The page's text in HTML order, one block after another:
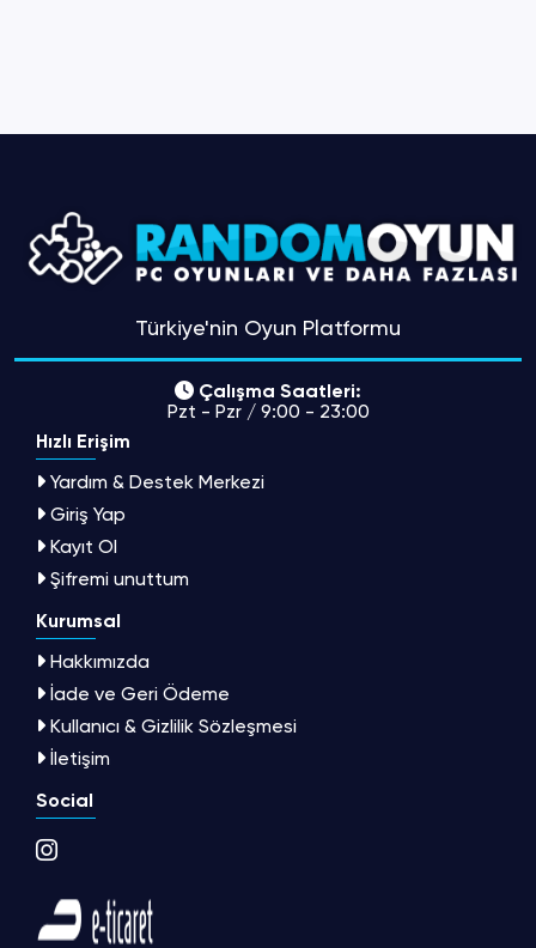
Türkiye'nin Oyun Platformu
Çalışma Saatleri:
Pzt - Pzr / 9:00 - 23:00
Hızlı Erişim
Yardım & Destek Merkezi
Giriş Yap
Kayıt Ol
Şifremi unuttum
Kurumsal
Hakkımızda
İade ve Geri Ödeme
Kullanıcı & Gizlilik Sözleşmesi
İletişim
Social